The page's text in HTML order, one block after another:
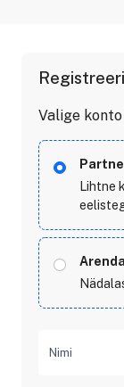
Valige
Lihtne
Nimi